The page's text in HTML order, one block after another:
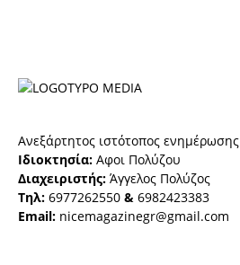
Ανεξάρτητος ιστότοπος ενημέρωσης
Ιδιοκτησία: Αφοι Πολύζου
Διαχειριστής: Άγγελος Πολύζος
Τηλ: 6977262550 & 6982423383
Email: nicemagazinegr@gmail.com